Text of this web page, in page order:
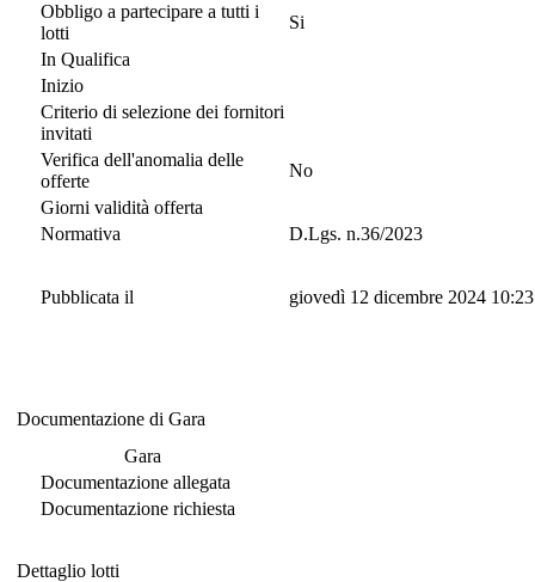
Obbligo a partecipare a tutti i
lotti
Si
In Qualifica
Inizio
Criterio di selezione dei fornitori
invitati
Verifica dell'anomalia delle
offerte
No
Giorni validità offerta
Normativa
D.Lgs. n.36/2023
Pubblicata il giovedì 12 dicembre 2024
Documentazione di Gara
Gara
Documentazione allegata
Documentazione richiesta
Dettaglio lotti